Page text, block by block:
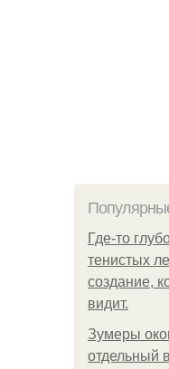
Где-то
тенистых
создание,
видит.
Зумеры
отдельный